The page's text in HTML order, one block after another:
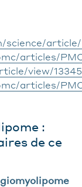
science/
articles/
view/
articles/
:
de ce